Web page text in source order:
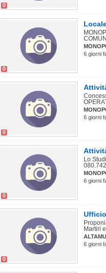
0
0
6 giorni
0
6 giorni
0
Lo
6 giorni
0
Martiri
6 giorni